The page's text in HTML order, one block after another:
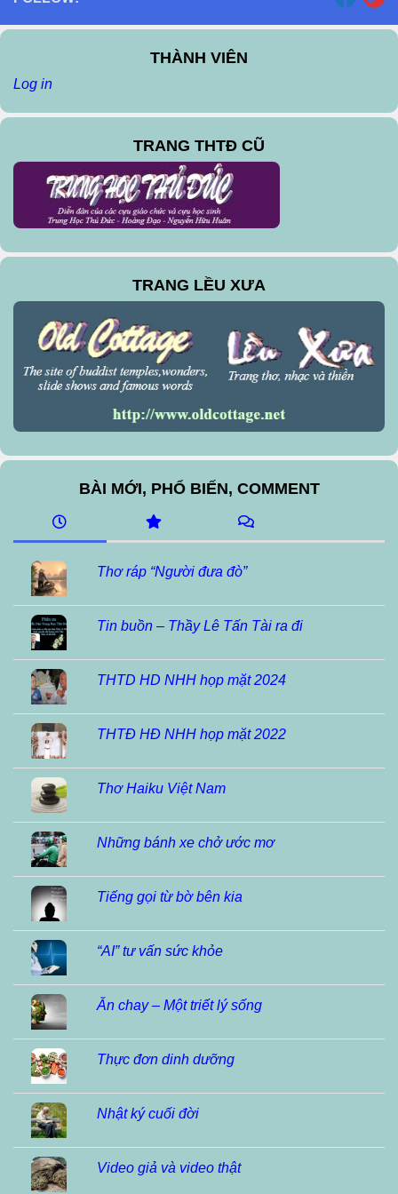
THÀNH VIÊN
Log in
TRANG THTĐ CŨ
TRANG LỀU XƯA
BÀI MỚI, PHỔ BIẾN, COMMENT
Thơ ráp “Người đưa đò”
Tin buồn – Thầy Lê Tấn Tài ra đi
THTD HD NHH họp mặt 2024
THTĐ HĐ NHH họp mặt 2022
Thơ Haiku Việt Nam
Những bánh xe chở ước mơ
Tiếng gọi từ bờ bên kia
“AI” tư vấn sức khỏe
Ăn chay – Một triết lý sống
Thực đơn dinh dưỡng
Nhật ký cuối đời
Video giả và video thật